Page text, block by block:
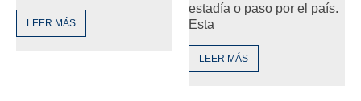
LEER MÁS
estadía o paso por el país.
Esta
LEER MÁS